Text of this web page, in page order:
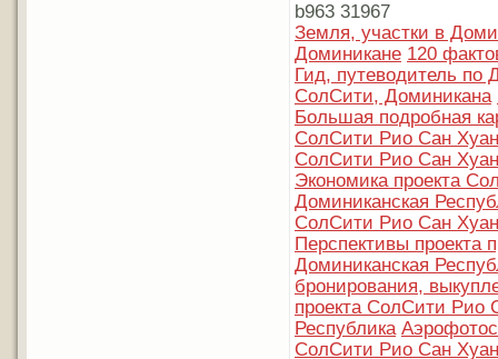
b963 31967
Земля, участки в
Доминикане 120
Гид, путеводитель по
СолСити, Доминикана
Большая подробная
СолСити Рио Сан
СолСити Рио Сан
Экономика проекта
Доминиканская
СолСити Рио Сан
Перспективы проекта
Доминиканская
бронирования,
проекта СолСити Рио
Республика
СолСити Рио Сан